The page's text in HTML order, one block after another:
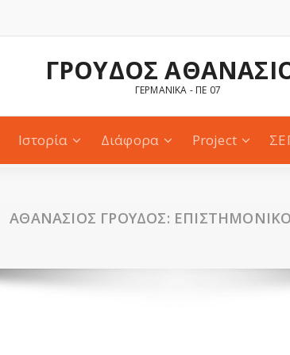
ΓΡΟΥΔΟΣ
ΓΕΡΜΑΝΙΚΑ - ΠΕ 07
Ιστορία Διάφορα Project
ΑΘΑΝΑΣΙΟΣ ΓΡΟΥΔΟΣ: